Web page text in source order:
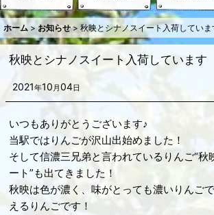
ホーム > お知らせ > 秋映とシナノスイート入荷していま
秋映とシナノスイート入荷しています
2021年10 月04日
いつもありがとうございます♪
当駅ではりんごが沢山出始めました！
そして信濃三兄弟と言われているりんご“秋
ート”も出てきました！
秋映は色が濃く、味がとっても濃いりんご
えるりんごです！